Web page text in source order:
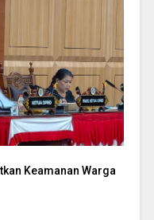
Keamanan Warga